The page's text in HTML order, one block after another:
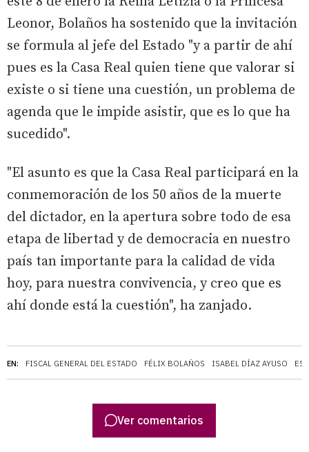
EN: FISCAL GENERAL DEL ESTADO FÉLIX BOLAÑOS ISABEL DÍAZ AYUSO
Leonor, Bolaños ha sostenido que la invitación
se formula al jefe del Estado "y a partir de ahí
pues es la Casa Real quien tiene que valorar si
existe o si tiene una cuestión, un problema de
agenda que le impide asistir, que es lo que ha
sucedido".
"El asunto es que la Casa Real participará en la
conmemoración de los 50 años de la muerte
del dictador, en la apertura sobre todo de esa
etapa de libertad y de democracia en nuestro
país tan importante para la calidad de vida
hoy, para nuestra convivencia, y creo que es
ahí donde está la cuestión", ha zanjado.
Ver comentarios